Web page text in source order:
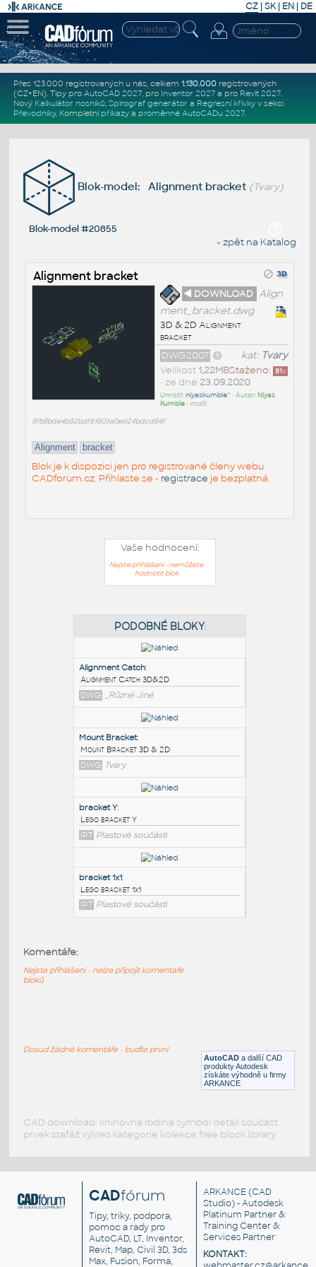
CZ | SK| EN | DE
Přes 123.000 registrovaných u nás, celkem 1.130.000registrovaných
(CZ+EN). Tipy pro AutoCAD 2027, pro Inventor 2027a pro Revit 2027.
Nový Kalkulátor nosníků, Spirograf generátor a Regresní křivkyv sekci
Převodníky. Kompletní příkazya proměnné AutoCADu 2027.
Blok-model: Alignment bracket (Tvary)
Blok-model #20855
« zpět na Katalog
Alignment bracket
◄ DOWNLOAD Align
ment_bracket.dwg
3D & 2D Alignment
bracket
kat: Tvary
DWG2007
Staženo: 81x
Velikost 1,22MB
• ze dne 23.09.2020
Umístil:niyaskumble^ • Autor: Niyas
Kumble• md5:
9fb8bde4b92bdf81803a0ed24bdcd84f
Alignment bracket
Blok je k dispozici jen pro registrované členy webu
CADforum.cz. Přihlaste se - registrace je bezplatná.
Vaše hodnocení:
Nejste přihlášeni - nemůžete
hodnotit blok
PODOBNÉ BLOKY
Alignment Catch:
Alignment Catch 3D&2D
DWG _Různé-Jiné
Mount Bracket:
Mount Bracket 3D & 2D
DWG Tvary
Lego bracket Y
Lego bracket 1x1
AutoCAD a další CAD
produkty Autodesk
získáte výhodně u firmy
ARKANCE
Komentáře:
Nejste přihlášeni - nelze připojit komentáře
bloků
Dosud žádné komentáře - buďte první
CAD download: knihovna rodina symbol detail součást
prvek stafáž výkres kategorie kolekce free block library
CADfórum
Tipy, triky, podpora,
pomoc a rady pro
AutoCAD, LT, Inventor,
Revit, Map, Civil 3D, 3ds
Max, Fusion, Forma,
ARKANCE (CAD
Studio) - Autodesk
Platinum Partner &
Training Center &
Services Partner
KONTAKT: